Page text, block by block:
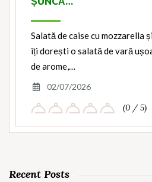
Salată de caise cu mozzarella
îți dorești o salată de vară
de arome,…
02/07/2026
(0 / 5)
Recent Posts